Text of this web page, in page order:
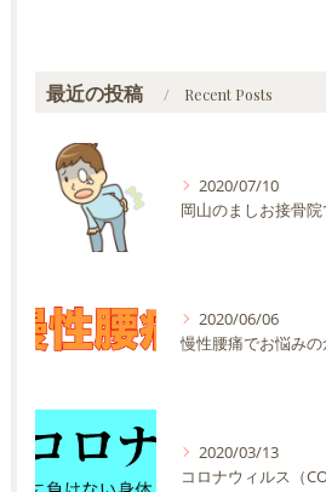
最近の投稿 Recent Posts
2020/07/10
2020/06/06
2020/03/13